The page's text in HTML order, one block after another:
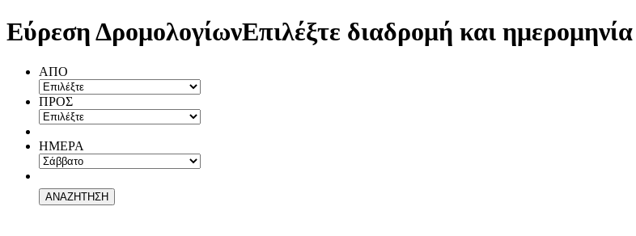
Εύρεση ΔρομολογίωνΕπιλέξτε διαδρομή και
ΑΠΟ
ΠΡΟΣ
ΗΜΕΡΑ